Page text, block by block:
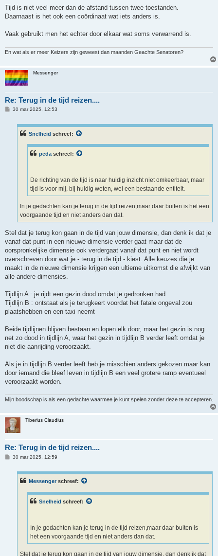
Tijd is niet veel meer dan de afstand tussen twee toestanden.
Daarnaast is het ook een coördinaat wat iets anders is.
Vaak gebruikt men het echter door elkaar wat soms verwarrend is.
En wat als er meer Keizers zijn geweest dan maanden Geachte Senatoren?
Messenger
Re: Terug in de tijd reizen....
B30 mar 2025, 12:53
Snelheid schreef:
peda schreef:
De richting van de tijd is naar huidig inzicht niet omkeerbaar, maar
tijd is voor mij, bij huidig weten, wel een bestaande entiteit.
In je gedachten kan je terug in de tijd reizen,maar daar buiten is het een
voorgaande tijd en niet anders dan dat.
Stel dat je terug kon gaan in de tijd van jouw dimensie, dan denk ik dat je
vanaf dat punt in een nieuwe dimensie verder gaat maar dat de
oorspronkelijke dimensie ook verdergaat vanaf dat punt en niet wordt
overschreven door wat je - terug in de tijd - kiest. Alle keuzes die je
maakt in de nieuwe dimensie krijgen een ultieme uitkomst die afwijkt van
alle andere dimensies.
Tijdlijn A : je rijdt een gezin dood omdat je gedronken had
Tijdlijn B : ontstaat als je terugkeert voordat het fatale ongeval zou
plaatshebben en een taxi neemt
Beide tijdlijnen blijven bestaan en lopen elk door, maar het gezin is nog
net zo dood in tijdlijn A, waar het gezin in tijdlijn B verder leeft omdat je
niet die aanrijding veroorzaakt.
Als je in tijdlijn B verder leeft heb je misschien anders gekozen maar kan
door iemand die bleef leven in tijdlijn B een veel grotere ramp eventueel
veroorzaakt worden.
Mijn boodschap is als een gedachte waarmee je kunt spelen zonder deze te accepteren.
Tiberius Claudius
Re: Terug in de tijd reizen....
B30 mar 2025, 12:59
Messenger schreef:
Snelheid schreef:
In je gedachten kan je terug in de tijd reizen,maar daar buiten is
het een voorgaande tijd en niet anders dan dat.
Stel dat je terug kon gaan in de tijd van jouw dimensie, dan denk ik dat